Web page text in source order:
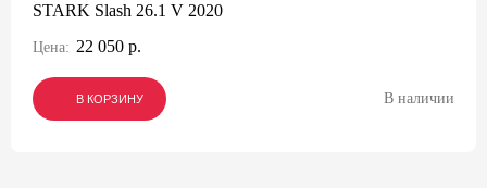
STARK Slash 26.1 V 2020
Цена: 22 050 р.
В КОРЗИНУ
В КОРЗИНУ
В КОРЗИНУ В наличии